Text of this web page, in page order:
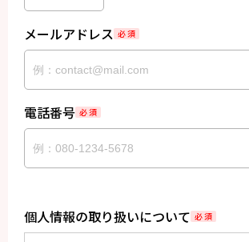
メールアドレス 必 須
電話番号 必 須
個人情報の取り扱いについて 必 須